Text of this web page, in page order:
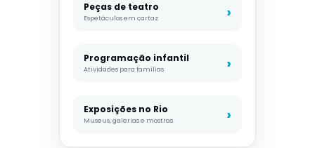
Peças de teatro
Espetáculos em cartaz
Programação infantil
Atividades para famílias
Exposições no Rio
Museus, galerias e mostras